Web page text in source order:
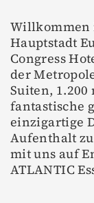
Willkommen
Hauptstadt
Congress
der
Suiten,
fantastische
einzigartige
Aufenthalt
mit uns auf
ATLANTIC